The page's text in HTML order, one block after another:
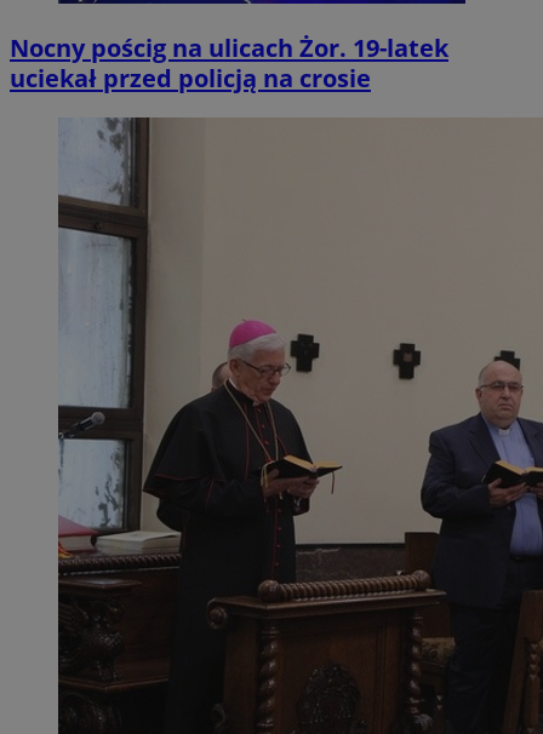
Nocny pościg na ulicach Żor. 19-latek
uciekał przed policją na crosie